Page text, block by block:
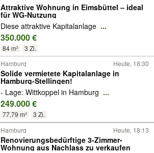
Attraktive Wohnung in Eimsbüttel – ideal
für WG-Nutzung
Diese attraktive Kapitalanlage ...
350.000 €
84 m² 3 Zi.
Hamburg Heute, 18:30
Solide vermietete Kapitalanlage in
Hamburg-Stellingen!
- Lage: Wittkoppel in Hamburg ...
249.000 €
77,79 m² 3 Zi.
Hamburg Heute, 18:13
Renovierungsbedürftige 3-Zimmer-
Wohnung aus Nachlass zu verkaufen